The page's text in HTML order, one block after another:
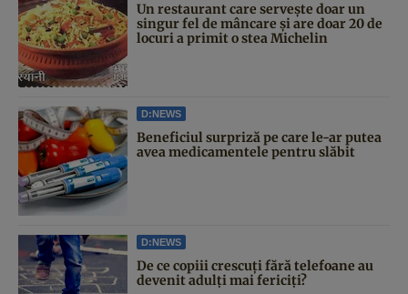
Un restaurant care servește doar un
singur fel de mâncare și are doar 20 de
locuri a primit o stea Michelin
D:NEWS
Beneficiul surpriză pe care le-ar putea
avea medicamentele pentru slăbit
D:NEWS
De ce copiii crescuți fără telefoane au
devenit adulți mai fericiți?